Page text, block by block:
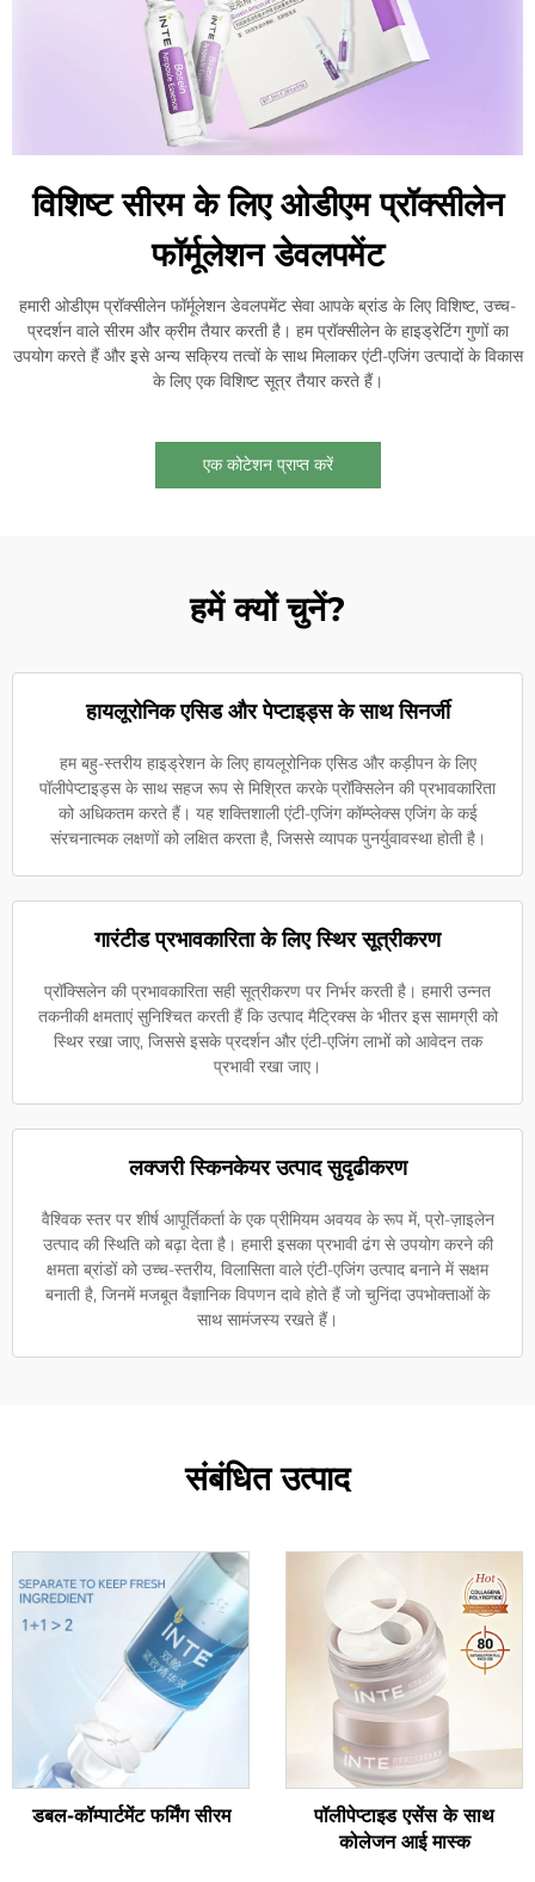
विशिष्ट सीरम के लिए ओडीएम प्रॉक्सीलेन
फॉर्मूलेशन डेवलपमेंट
हमारी ओडीएम प्रॉक्सीलेन फॉर्मूलेशन डेवलपमेंट सेवा आपके ब्रांड के लिए विशिष्ट, उच्च-
प्रदर्शन वाले सीरम और क्रीम तैयार करती है। हम प्रॉक्सीलेन के हाइड्रेटिंग गुणों का
उपयोग करते हैं और इसे अन्य सक्रिय तत्वों के साथ मिलाकर एंटी-एजिंग उत्पादों के विकास
के लिए एक विशिष्ट सूत्र तैयार करते हैं।
एक कोटेशन प्राप्त करें
हमें क्यों चुनें?
हायलूरोनिक एसिड और पेप्टाइड्स के साथ सिनर्जी
हम बहु-स्तरीय हाइड्रेशन के लिए हायलूरोनिक एसिड और कड़ीपन के लिए
पॉलीपेप्टाइड्स के साथ सहज रूप से मिश्रित करके प्रॉक्सिलेन की प्रभावकारिता
को अधिकतम करते हैं। यह शक्तिशाली एंटी-एजिंग कॉम्प्लेक्स एजिंग के कई
संरचनात्मक लक्षणों को लक्षित करता है, जिससे व्यापक पुनर्युवावस्था होती है।
गारंटीड प्रभावकारिता के लिए स्थिर सूत्रीकरण
प्रॉक्सिलेन की प्रभावकारिता सही सूत्रीकरण पर निर्भर करती है। हमारी उन्नत
तकनीकी क्षमताएं सुनिश्चित करती हैं कि उत्पाद मैट्रिक्स के भीतर इस सामग्री को
स्थिर रखा जाए, जिससे इसके प्रदर्शन और एंटी-एजिंग लाभों को आवेदन तक
प्रभावी रखा जाए।
लक्जरी स्किनकेयर उत्पाद सुदृढीकरण
वैश्विक स्तर पर शीर्ष आपूर्तिकर्ता के एक प्रीमियम अवयव के रूप में, प्रो-ज़ाइलेन
उत्पाद की स्थिति को बढ़ा देता है। हमारी इसका प्रभावी ढंग से उपयोग करने की
क्षमता ब्रांडों को उच्च-स्तरीय, विलासिता वाले एंटी-एजिंग उत्पाद बनाने में सक्षम
बनाती है, जिनमें मजबूत वैज्ञानिक विपणन दावे होते हैं जो चुनिंदा उपभोक्ताओं के
साथ सामंजस्य रखते हैं।
संबंधित उत्पाद
डबल-कॉम्पार्टमेंट फर्मिंग सीरम
पॉलीपेप्टाइड एसेंस के साथ
कोलेजन आई मास्क